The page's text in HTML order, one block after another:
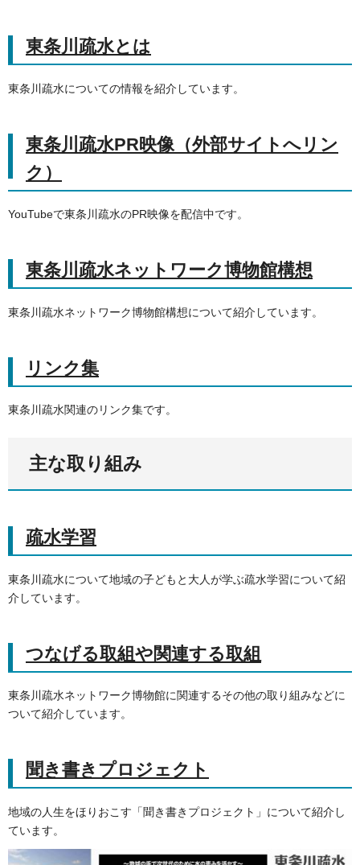
東条川疏水とは
東条川疏水についての情報を紹介しています。
東条川疏水PR映像（外部サイトへリン
ク）
YouTubeで東条川疏水のPR映像を配信中です。
東条川疏水ネットワーク博物館構想
東条川疏水ネットワーク博物館構想について紹介しています。
リンク集
東条川疏水関連のリンク集です。
主な取り組み
疏水学習
東条川疏水について地域の子どもと大人が学ぶ疏水学習について紹
介しています。
つなげる取組や関連する取組
東条川疏水ネットワーク博物館に関連するその他の取り組みなどに
ついて紹介しています。
聞き書きプロジェクト
地域の人生をほりおこす「聞き書きプロジェクト」について紹介し
ています。